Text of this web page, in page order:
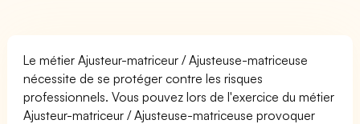
Le métier Ajusteur-matriceur / Ajusteuse-matriceuse
nécessite de se protéger contre les risques
professionnels. Vous pouvez lors de l'exercice du métier
Ajusteur-matriceur / Ajusteuse-matriceuse provoquer